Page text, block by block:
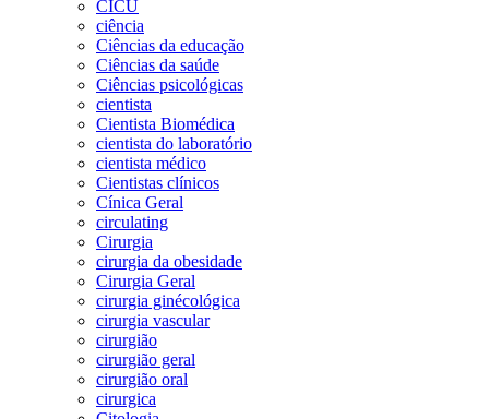
CICU
ciência
Ciências da educação
Ciências da saúde
Ciências psicológicas
cientista
Cientista Biomédica
cientista do laboratório
cientista médico
Cientistas clínicos
Cínica Geral
circulating
Cirurgia
cirurgia da obesidade
Cirurgia Geral
cirurgia ginécológica
cirurgia vascular
cirurgião
cirurgião geral
cirurgião oral
cirurgica